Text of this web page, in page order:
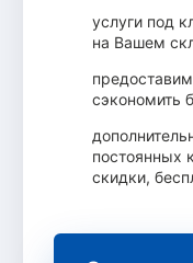
услуги под
на Вашем
сэкономить
постоянных
скидки,